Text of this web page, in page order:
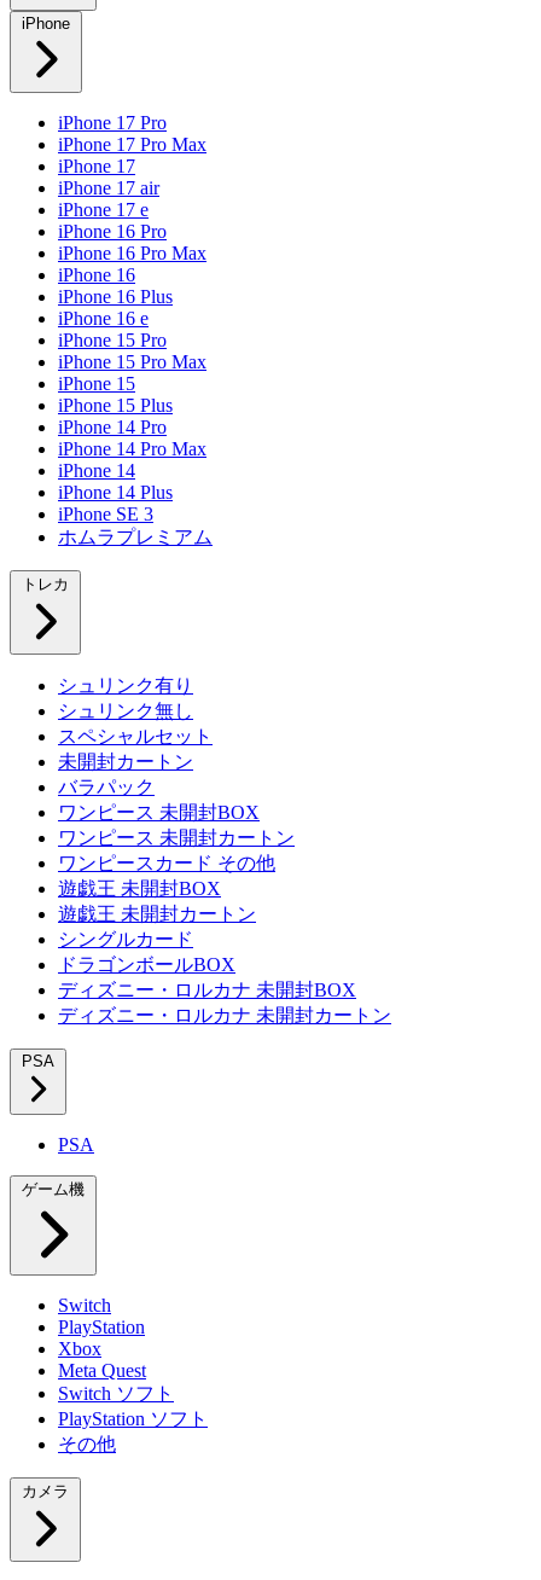
iPhone
iPhone 17 Pro
iPhone 17 Pro Max
iPhone 17
iPhone 17 air
iPhone 17 e
iPhone 16 Pro
iPhone 16 Pro Max
iPhone 16
iPhone 16 Plus
iPhone 16 e
iPhone 15 Pro
iPhone 15 Pro Max
iPhone 15
iPhone 15 Plus
iPhone 14 Pro
iPhone 14 Pro Max
iPhone 14
iPhone 14 Plus
iPhone SE 3
ホムラプレミアム
トレカ
シュリンク有り
シュリンク無し
スペシャルセット
未開封カートン
バラパック
ワンピース 未開封BOX
ワンピース 未開封カートン
ワンピースカード その他
遊戯王 未開封BOX
遊戯王 未開封カートン
シングルカード
ドラゴンボールBOX
ディズニー・ロルカナ 未開封BOX
ディズニー・ロルカナ 未開封カートン
PSA
PSA
ゲーム機
Switch
PlayStation
Xbox
Meta Quest
Switch ソフト
PlayStation ソフト
その他
カメラ